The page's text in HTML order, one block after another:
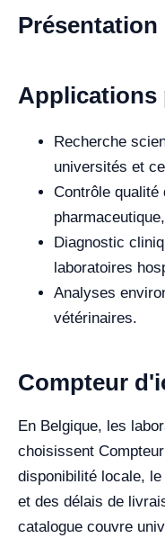
Présentation
Applications
Recherche
universités et
Contrôle qualité
Diagnostic
laboratoires
Analyses
vétérinaires.
Compteur
En Belgique, les
choisissent
disponibilité locale,
et des délais de
catalogue couvre